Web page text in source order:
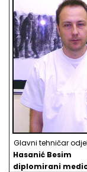
Glavni tehničar
Hasanić Besim
diplomirani